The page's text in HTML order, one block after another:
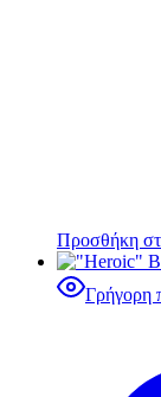
Προσθήκη
Γρήγορη